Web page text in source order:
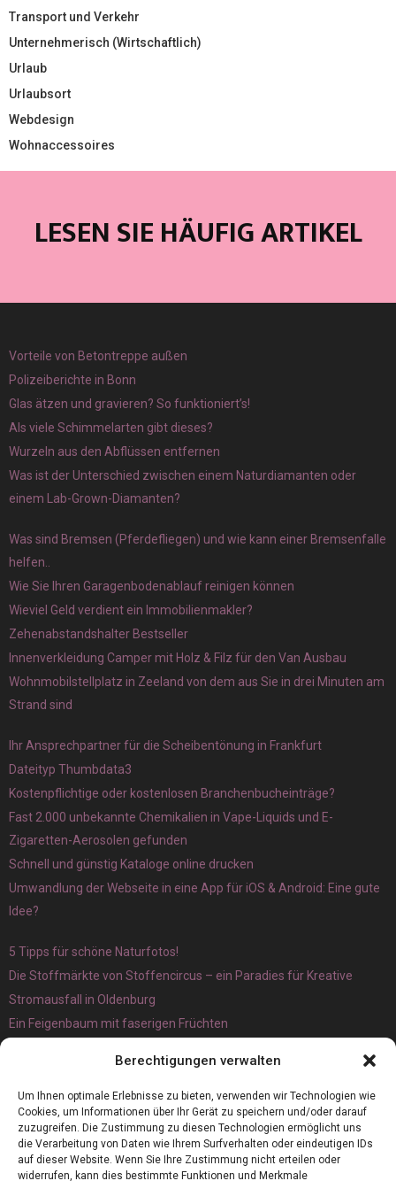
Berechtigungen verwalten
Um Ihnen optimale Erlebnisse zu bieten, verwenden wir Technologien wie
Cookies, um Informationen über Ihr Gerät zu speichern und/oder darauf
zuzugreifen. Die Zustimmung zu diesen Technologien ermöglicht uns
die Verarbeitung von Daten wie Ihrem Surfverhalten oder eindeutigen IDs
auf dieser Website. Wenn Sie Ihre Zustimmung nicht erteilen oder
widerrufen, kann dies bestimmte Funktionen und Merkmale
Transport und Verkehr
Unternehmerisch (Wirtschaftlich)
Urlaub
Urlaubsort
Webdesign
Wohnaccessoires
LESEN SIE HÄUFIG ARTIKEL
Vorteile von Betontreppe außen
Polizeiberichte in Bonn
Glas ätzen und gravieren? So funktioniert’s!
Als viele Schimmelarten gibt dieses?
Wurzeln aus den Abflüssen entfernen
Was ist der Unterschied zwischen einem Naturdiamanten oder
einem Lab-Grown-Diamanten?
Was sind Bremsen (Pferdefliegen) und wie kann einer Bremsenfalle
helfen..
Wie Sie Ihren Garagenbodenablauf reinigen können
Wieviel Geld verdient ein Immobilienmakler?
Zehenabstandshalter Bestseller
Innenverkleidung Camper mit Holz & Filz für den Van Ausbau
Wohnmobilstellplatz in Zeeland von dem aus Sie in drei Minuten am
Strand sind
Ihr Ansprechpartner für die Scheibentönung in Frankfurt
Dateityp Thumbdata3
Kostenpflichtige oder kostenlosen Branchenbucheinträge?
Fast 2.000 unbekannte Chemikalien in Vape-Liquids und E-
Zigaretten-Aerosolen gefunden
Schnell und günstig Kataloge online drucken
Umwandlung der Webseite in eine App für iOS & Android: Eine gute
Idee?
5 Tipps für schöne Naturfotos!
Die Stoffmärkte von Stoffencircus – ein Paradies für Kreative
Stromausfall in Oldenburg
Ein Feigenbaum mit faserigen Früchten
Magnetangeln